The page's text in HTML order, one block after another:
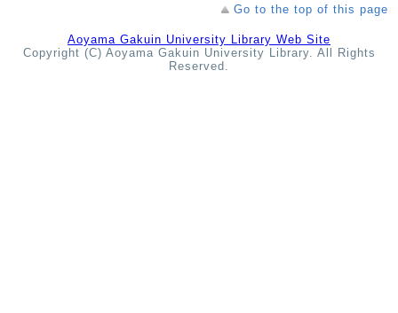
Go to the top of this page
Aoyama Gakuin University Library Web Site
Copyright (C) Aoyama Gakuin University Library. All Rights
Reserved.